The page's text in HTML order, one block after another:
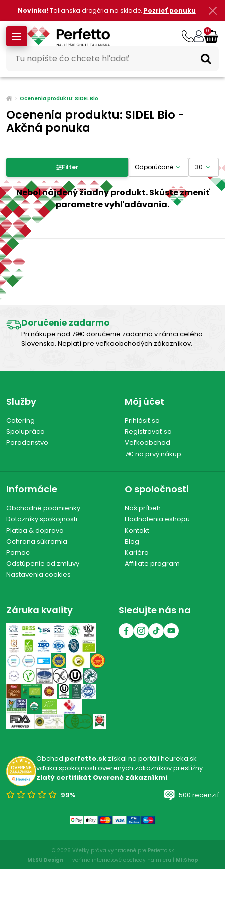
Novinka! Talianska drogéria na sklade. Pozrieť ponuku
0
Ocenenia produktu: SIDEL Bio
Ocenenia produktu: SIDEL Bio -
Akčná ponuka
Filter produktov
Cena
€
Vymazať filtre
Filter
Nebol nájdený žiadny produkt. Skúste zmeniť
parametre vyhľadávania.
Doručenie zadarmo
Pri nákupe nad 79€ doručenie zadarmo v rámci celého
Slovenska. Neplatí pre veľkoobchodých zákazníkov.
Služby
Catering
Spolupráca
Poradenstvo
Môj účet
Prihlásiť sa
Registrovať sa
Veľkoobchod
7€ na prvý nákup
Informácie
Obchodné podmienky
Dotazníky spokojnosti
Platba & doprava
Ochrana súkromia
Pomoc
Odstúpenie od zmluvy
Nastavenia cookies
O spoločnosti
Náš príbeh
Hodnotenia eshopu
Kontakt
Blog
Kariéra
Affiliate program
Záruka kvality Sledujte nás na
Obchod perfetto.skzískal na portáli heureka.sk
vďaka spokojnosti overených zákazníkov prestížny
zlatý certifikát Overené zákazníkmi.
99%
500 recenzií
© 2026 Všetky práva vyhradené pre Perfetto.sk
MI:SU Design - Tvoríme internetové obchody na mieru | MI:Shop